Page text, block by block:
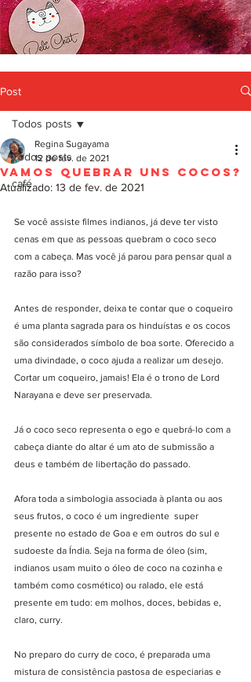
Post
Todos posts
café
Todos posts
Vamos quebrar uns Cocos?
Regina Sugayama
12 de fev. de 2021
Atualizado: 13 de fev. de 2021
Se você assiste filmes indianos, já deve ter visto
cenas em que as pessoas quebram o coco seco
com a cabeça. Mas você já parou para pensar qual a
razão para isso?
Antes de responder, deixa te contar que o coqueiro
é uma planta sagrada para os hinduístas e os cocos
são considerados símbolo de boa sorte. Oferecido a
uma divindade, o coco ajuda a realizar um desejo.
Cortar um coqueiro, jamais! Ela é o trono de Lord
Narayana e deve ser preservada.
Já o coco seco representa o ego e quebrá-lo com a
cabeça diante do altar é um ato de submissão a
deus e também de libertação do passado.
Afora toda a simbologia associada à planta ou aos
seus frutos, o coco é um ingrediente  super
presente no estado de Goa e em outros do sul e
sudoeste da Índia. Seja na forma de óleo (sim,
indianos usam muito o óleo de coco na cozinha e
também como cosmético) ou ralado, ele está
presente em tudo: em molhos, doces, bebidas e,
claro, curry.
No preparo do curry de coco, é preparada uma
mistura de consistência pastosa de especiarias e